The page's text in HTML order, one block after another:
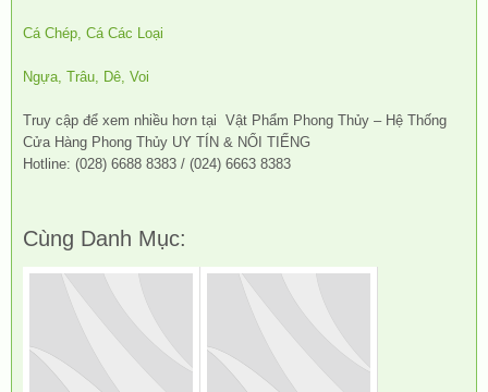
Cá Chép, Cá Các Loại
Ngựa, Trâu, Dê, Voi
Truy cập để xem nhiều hơn tại Vật Phẩm Phong Thủy – Hệ Thống
Cửa Hàng Phong Thủy UY TÍN & NỔI TIẾNG
Hotline: (028) 6688 8383 / (024) 6663 8383
Cùng Danh Mục: